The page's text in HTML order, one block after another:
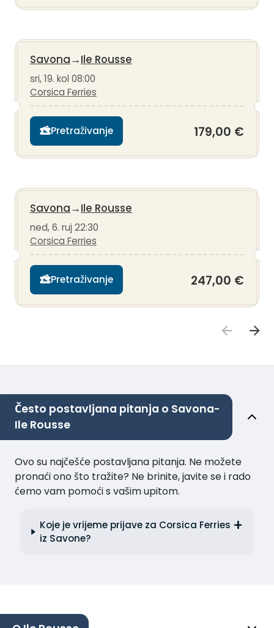
Savona→Ile Rousse
sri, 19. kol 08:00
Corsica Ferries
Pretraživanje 179,00 €
Savona→Ile Rousse
ned, 6. ruj 22:30
Corsica Ferries
Pretraživanje 247,00 €
Često postavljana pitanja o Savona-
Ile Rousse
Ovo su najčešće postavljana pitanja. Ne možete
pronaći ono što tražite? Ne brinite, javite se i rado
ćemo vam pomoći s vašim upitom.
Koje je vrijeme prijave za Corsica Ferries
iz Savone?